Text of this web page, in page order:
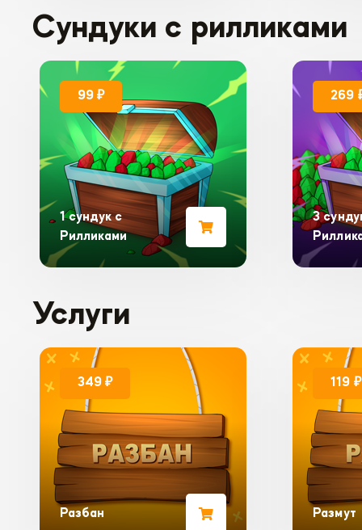
Сундуки с рилликами
99 ₽
1 сундук с
Рилликами
269
3
Услуги
349 ₽
Разбан
119 ₽
Размут